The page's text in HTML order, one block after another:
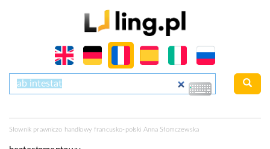
Słownik prawniczo handlowy francusko-polski Anna Słomczewska